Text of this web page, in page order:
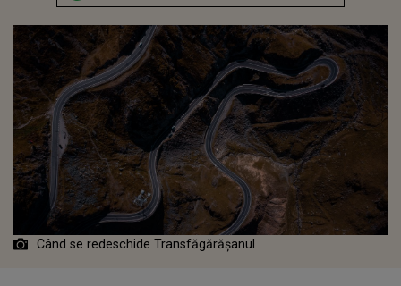
Când se redeschide Transfăgărășanul